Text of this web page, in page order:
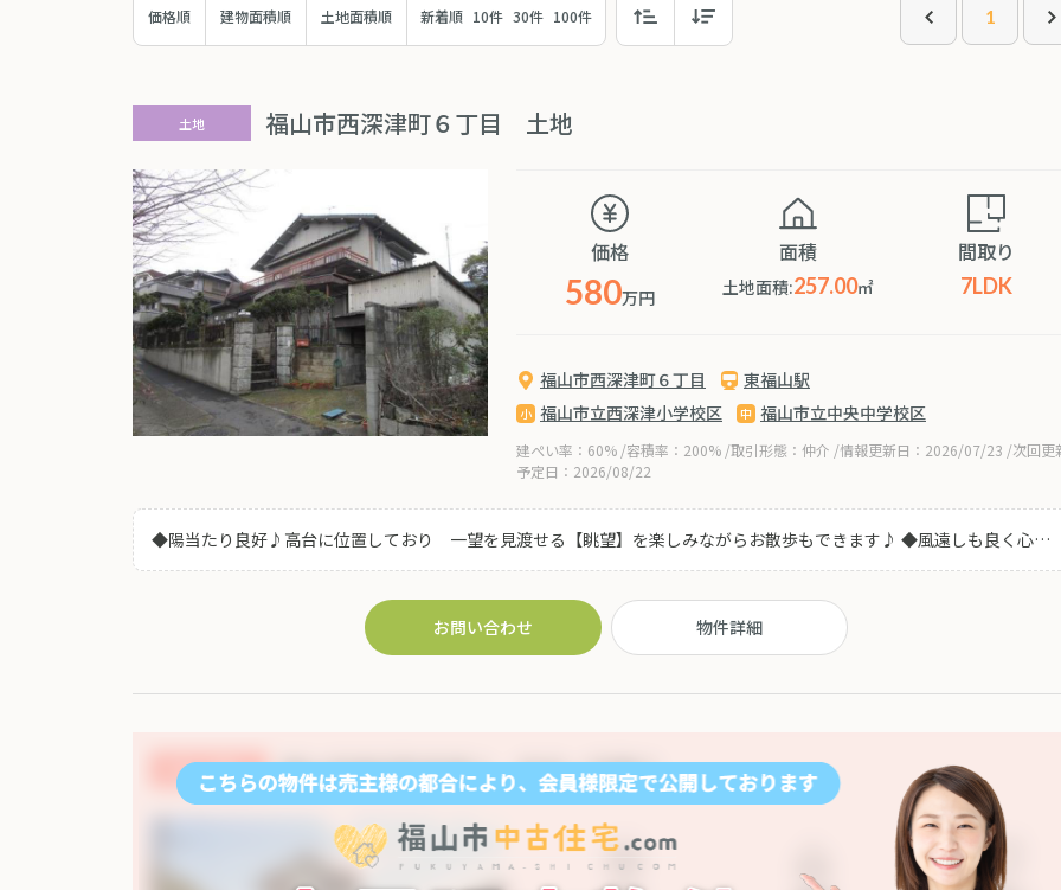
価格順 建物面積順 土地面積順 新着順 10件 30件 100件 1
土地 福山市西深津町６丁目 土地
価格
580万円
面積
土地面積:257.00㎡
間取り
7LDK
福山市西深津町６丁目
東福山駅
福山市立西深津小学校区
福山市立中央中学校区
建ぺい率：60% /容積率：200% /取引形態：仲介 /情報更新日：2026/07/23 /次回更
予定日：2026/08/22
◆陽当たり良好♪高台に位置しており 一望を見渡せる【眺望】を楽しみながらお散歩もできます♪ ◆風遠しも良く心地
よい解放感を感じられながらお過ごし頂ける室内空間♪リフォームが必要となりますが お好みの空間へリフォーム・リ
お問い合わせ
物件詳細